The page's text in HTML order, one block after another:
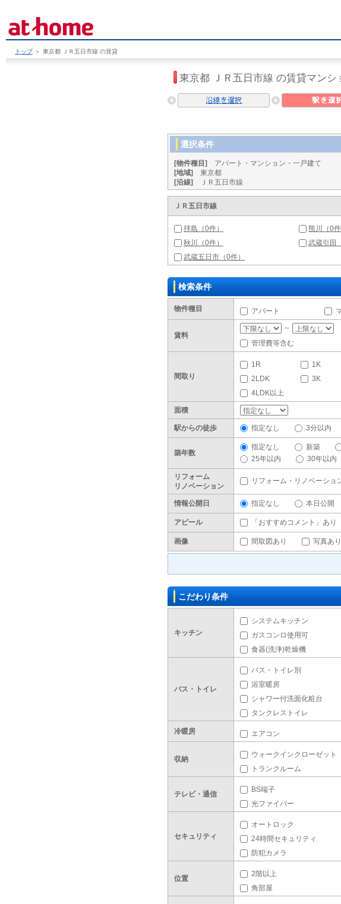
トップ ＞ 東京都 ＪＲ五日市線 の賃貸
東京都 ＪＲ五日市線 の賃貸マンシ
選択条件
[物件種目]
アパート・マンション・一戸建て
[地域]
東京都
[沿線]
ＪＲ五日市線
ＪＲ五日市線
拝島（0件） 熊川（0件
秋川（0件）
武蔵引田
武蔵五日市（0件）
検索条件
物件種目 アパート
賃料
～
管理費等含む
間取り
1R 1K
2LDK
3K
4LDK以上
面積
駅からの徒歩 指定なし 3分以内
築年数
指定なし 新築
25年以内
30年以内
リフォーム
リノベーション
リフォーム・リノベーショ
情報公開日 指定なし 本日公開
アピール 「おすすめコメント」あり
画像 間取図あり 写真あり
こだわり条件
キッチン
システムキッチン
ガスコンロ使用可
食器(洗浄)乾燥機
バス・トイレ
バス・トイレ別
浴室暖房
シャワー付洗面化粧台
タンクレストイレ
冷暖房 エアコン
収納
ウォークインクローゼット
トランクルーム
テレビ・通信
BS端子
光ファイバー
セキュリティ
オートロック
24時間セキュリティ
防犯カメラ
位置
2階以上
角部屋